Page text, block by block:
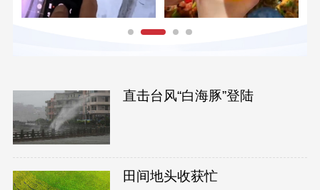
直击台风“白海豚”登陆
田间地头收获忙